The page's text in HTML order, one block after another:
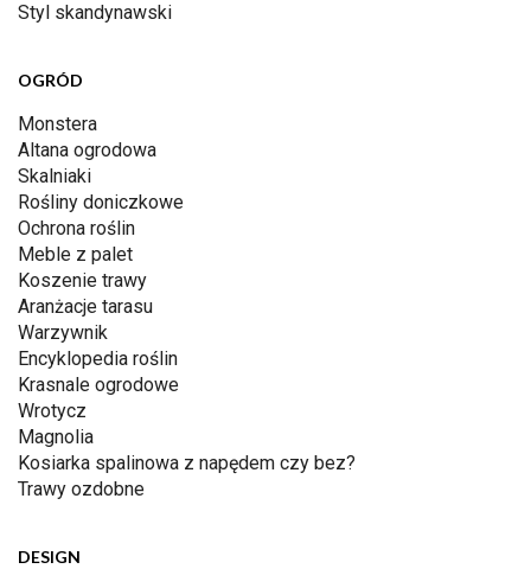
Styl skandynawski
OGRÓD
Monstera
Altana ogrodowa
Skalniaki
Rośliny doniczkowe
Ochrona roślin
Meble z palet
Koszenie trawy
Aranżacje tarasu
Warzywnik
Encyklopedia roślin
Krasnale ogrodowe
Wrotycz
Magnolia
Kosiarka spalinowa z napędem czy bez?
Trawy ozdobne
DESIGN